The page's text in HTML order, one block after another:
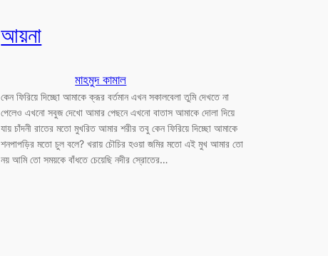
আয়না
মাহমুদ কামাল
কেন ফিরিয়ে দিচ্ছো আমাকে ক্রূর বর্তমান এখন সকালবেলা তুমি দেখতে না
পেলেও এখনো সবুজ দেখো আমার পেছনে এখনো বাতাস আমাকে দোলা দিয়ে
যায় চাঁদনী রাতের মতো মুখরিত আমার শরীর তবু কেন ফিরিয়ে দিচ্ছো আমাকে
শনপাপড়ির মতো চুল বলে? খরায় চৌচির হওয়া জমির মতো এই মুখ আমার তো
নয় আমি তো সময়কে বাঁধতে চেয়েছি নদীর স্রোতের…